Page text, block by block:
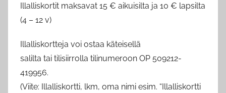
Illalliskortit maksavat 15 € aikuisilta ja 10 € lapsilta
(4 – 12 v)
Illalliskortteja voi ostaa käteisellä
salilta tai tilisiirrolla tilinumeroon OP 509212-
419956.
(Viite: Illalliskortti, lkm, oma nimi esim. “Illalliskortti